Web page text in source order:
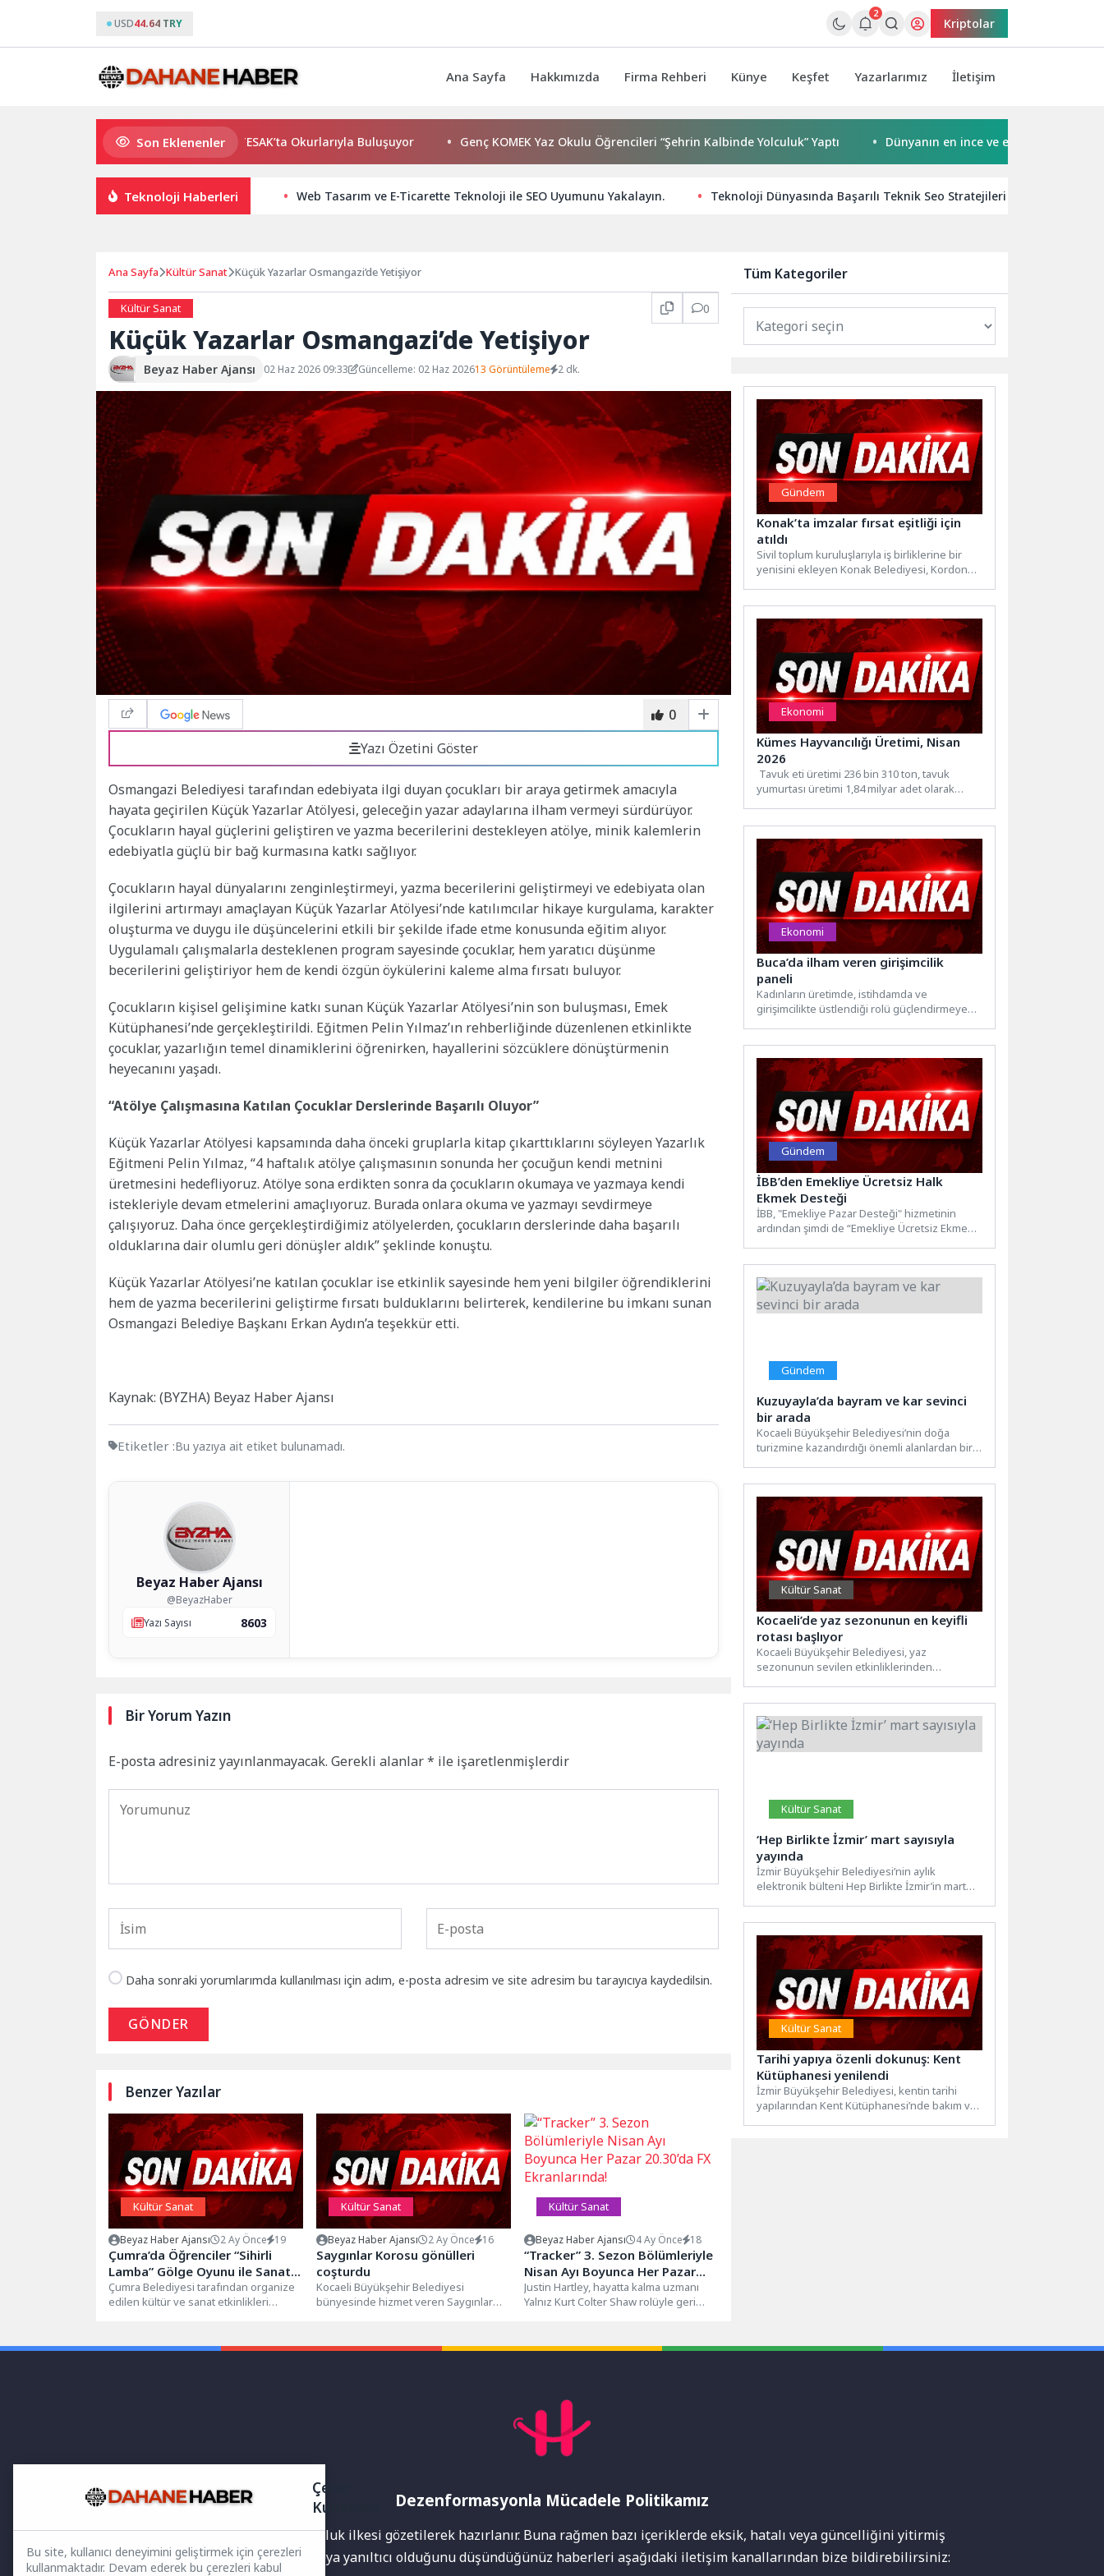
USD44.64 TRY
2
Kriptolar
Ana Sayfa Hakkımızda Firma Rehberi Künye Keşfet Yazarlarımız İletişim
Son Eklenenler
Usta Yazar Burhan Sönmez TESAK’ta Okurlarıyla Buluşuyor Genç KOMEK Yaz Okulu Öğrencileri “Şehrin Kalbinde Yolculuk” Yaptı Dünyanın en ince ve en güçlü katlanabilir
Teknoloji Haberleri Web Tasarım ve E-Ticarette Teknoloji ile SEO Uyumunu Yakalayın. Teknoloji Dünyasında Başarılı Teknik Seo Stratejileri
Ana Sayfa Kültür Sanat Küçük Yazarlar Osmangazi’de Yetişiyor
Kültür Sanat 0
Küçük Yazarlar Osmangazi’de Yetişiyor
Beyaz Haber Ajansı 02 Haz 2026 09:33 Güncelleme: 02 Haz 202613 Görüntüleme 2 dk.
0
Yazı Özetini Göster
Osmangazi Belediyesi tarafından edebiyata ilgi duyan çocukları bir araya getirmek amacıyla
hayata geçirilen Küçük Yazarlar Atölyesi, geleceğin yazar adaylarına ilham vermeyi sürdürüyor.
Çocukların hayal güçlerini geliştiren ve yazma becerilerini destekleyen atölye, minik kalemlerin
edebiyatla güçlü bir bağ kurmasına katkı sağlıyor.
Çocukların hayal dünyalarını zenginleştirmeyi, yazma becerilerini geliştirmeyi ve edebiyata olan
ilgilerini artırmayı amaçlayan Küçük Yazarlar Atölyesi’nde katılımcılar hikaye kurgulama, karakter
oluşturma ve duygu ile düşüncelerini etkili bir şekilde ifade etme konusunda eğitim alıyor.
Uygulamalı çalışmalarla desteklenen program sayesinde çocuklar, hem yaratıcı düşünme
becerilerini geliştiriyor hem de kendi özgün öykülerini kaleme alma fırsatı buluyor.
Çocukların kişisel gelişimine katkı sunan Küçük Yazarlar Atölyesi’nin son buluşması, Emek
Kütüphanesi’nde gerçekleştirildi. Eğitmen Pelin Yılmaz’ın rehberliğinde düzenlenen etkinlikte
çocuklar, yazarlığın temel dinamiklerini öğrenirken, hayallerini sözcüklere dönüştürmenin
heyecanını yaşadı.
“Atölye Çalışmasına Katılan Çocuklar Derslerinde Başarılı Oluyor”
Küçük Yazarlar Atölyesi kapsamında daha önceki gruplarla kitap çıkarttıklarını söyleyen Yazarlık
Eğitmeni Pelin Yılmaz, “4 haftalık atölye çalışmasının sonunda her çocuğun kendi metnini
üretmesini hedefliyoruz. Atölye sona erdikten sonra da çocukların okumaya ve yazmaya kendi
istekleriyle devam etmelerini amaçlıyoruz. Burada onlara okuma ve yazmayı sevdirmeye
çalışıyoruz. Daha önce gerçekleştirdiğimiz atölyelerden, çocukların derslerinde daha başarılı
olduklarına dair olumlu geri dönüşler aldık” şeklinde konuştu.
Küçük Yazarlar Atölyesi’ne katılan çocuklar ise etkinlik sayesinde hem yeni bilgiler öğrendiklerini
hem de yazma becerilerini geliştirme fırsatı bulduklarını belirterek, kendilerine bu imkanı sunan
Osmangazi Belediye Başkanı Erkan Aydın’a teşekkür etti.
Kaynak: (BYZHA) Beyaz Haber Ajansı
Etiketler :Bu yazıya ait etiket bulunamadı.
Beyaz Haber Ajansı
@BeyazHaber
Yazı Sayısı
8603
Bir Yorum Yazın
E-posta adresiniz yayınlanmayacak. Gerekli alanlar* ile işaretlenmişlerdir
Daha sonraki yorumlarımda kullanılması için adım, e-posta adresim ve site adresim bu tarayıcıya kaydedilsin.
GÖNDER
Benzer Yazılar
Kültür Sanat
Beyaz Haber Ajansı 2 Ay Önce 19
Çumra’da Öğrenciler “Sihirli
Lamba” Gölge Oyunu ile Sanatla
Buluştu
Çumra Belediyesi tarafından organize
edilen kültür ve sanat etkinlikleri
Kültür Sanat
Beyaz Haber Ajansı 2 Ay Önce 16
Saygınlar Korosu gönülleri
coşturdu
Kocaeli Büyükşehir Belediyesi
bünyesinde hizmet veren Saygınlar
Kültür Sanat
Beyaz Haber Ajansı 4 Ay Önce 18
“Tracker” 3. Sezon Bölümleriyle
Nisan Ayı Boyunca Her Pazar
20.30’da FX Ekranlarında!
Justin Hartley, hayatta kalma uzmanı
Yalnız Kurt Colter Shaw rolüyle geri
Tüm Kategoriler
Gündem
Konak’ta imzalar fırsat eşitliği için
atıldı
Sivil toplum kuruluşlarıyla iş birliklerine bir
yenisini ekleyen Konak Belediyesi, Kordon
Ekonomi
Kümes Hayvancılığı Üretimi, Nisan
2026
Tavuk eti üretimi 236 bin 310 ton, tavuk
yumurtası üretimi 1,84 milyar adet olarak
Ekonomi
Buca’da ilham veren girişimcilik
paneli
Kadınların üretimde, istihdamda ve
girişimcilikte üstlendiği rolü güçlendirmeye
Gündem
İBB’den Emekliye Ücretsiz Halk
Ekmek Desteği
İBB, "Emekliye Pazar Desteği" hizmetinin
ardından şimdi de “Emekliye Ücretsiz Ekmek”
Gündem
Kuzuyayla’da bayram ve kar sevinci
bir arada
Kocaeli Büyükşehir Belediyesi’nin doğa
turizmine kazandırdığı önemli alanlardan biri
Kültür Sanat
Kocaeli’de yaz sezonunun en keyifli
rotası başlıyor
Kocaeli Büyükşehir Belediyesi, yaz
sezonunun sevilen etkinliklerinden
Kültür Sanat
‘Hep Birlikte İzmir’ mart sayısıyla
yayında
İzmir Büyükşehir Belediyesi’nin aylık
elektronik bülteni Hep Birlikte İzmir’in mart
Kültür Sanat
Tarihi yapıya özenli dokunuş: Kent
Kütüphanesi yenilendi
İzmir Büyükşehir Belediyesi, kentin tarihi
yapılarından Kent Kütüphanesi’nde bakım ve
Dezenformasyonla Mücadele Politikamız
Yayınlanan haberler doğruluk ilkesi gözetilerek hazırlanır. Buna rağmen bazı içeriklerde eksik, hatalı veya güncelliğini yitirmiş
bilgiler bulunabilir.Yanlış veya yanıltıcı olduğunu düşündüğünüz haberleri aşağıdaki iletişim kanallarından bize bildirebilirsiniz:
Çerez
Kullanımı
Bu site, kullanıcı deneyimini geliştirmek için çerezleri
kullanmaktadır. Devam ederek bu çerezleri kabul